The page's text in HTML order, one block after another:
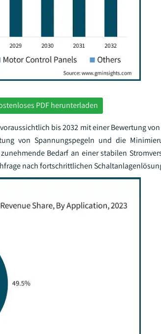
PDF herunterladen
bis 2032 mit einer Bewertung von
von Spannungspegeln und die
Bedarf an einer stabilen
nach fortschrittlichen